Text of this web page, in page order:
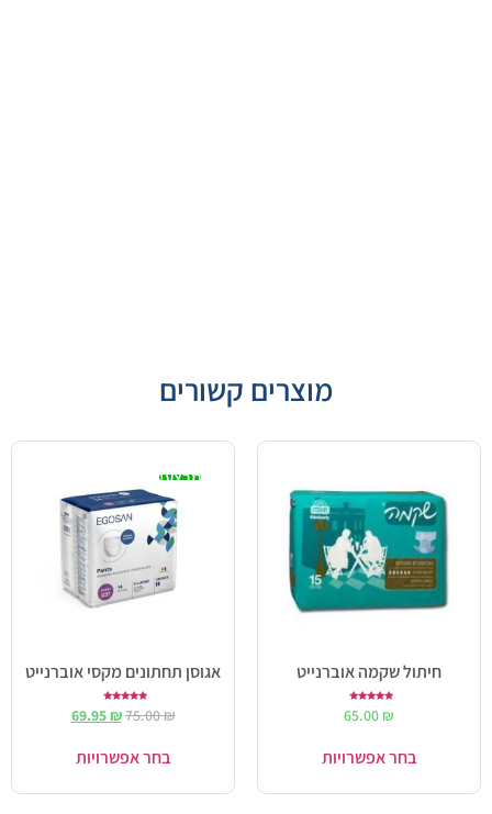
מוצרים קשורים
חיתול שקמה אוברנייט
5.00
65.00 ₪
בחר אפשרויות
מבצע!
אגוסן תחתונים מקסי אוברנייט
5.00
מתוך 5
75.00₪
69.95₪
בחר אפשרויות